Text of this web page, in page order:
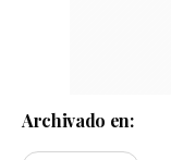
Archivado en: